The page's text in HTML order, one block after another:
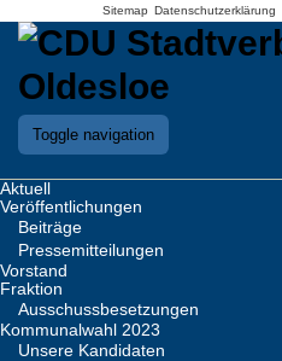
Sitemap Datenschutzerklärung
Toggle navigation
Aktuell
Veröffentlichungen
Beiträge
Pressemitteilungen
Vorstand
Fraktion
Ausschussbesetzungen
Kommunalwahl 2023
Unsere Kandidaten